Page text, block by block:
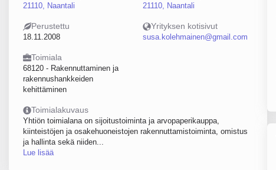
21110, Naantali
21110, Naantali
Perustettu
18.11.2008
Yrityksen kotisivut
susa.kolehmainen@gmail.com
Toimiala
68120 - Rakennuttaminen ja
rakennushankkeiden
kehittäminen
Toimialakuvaus
Yhtiön toimialana on sijoitustoiminta ja arvopaperikauppa,
kiinteistöjen ja osakehuoneistojen rakennuttamistoiminta, omistus
ja hallinta sekä niiden...
Lue lisää